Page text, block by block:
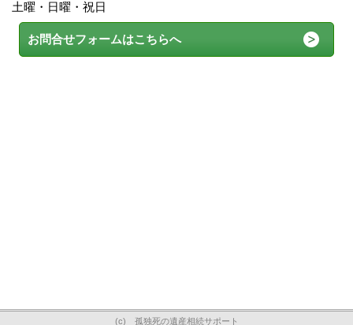
土曜・日曜・祝日
お問合せフォームはこちらへ
(c) 孤独死の遺産相続サポート